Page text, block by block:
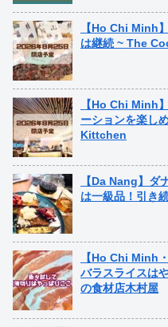
【Ho Chi Minh
は継続 ~ The
【Ho Chi Minh
ーションを楽し
Kittchen
【Da Nang】ダ
は一級品！引き
【Ho Chi Minh
バラスライスは
の食材店木村屋